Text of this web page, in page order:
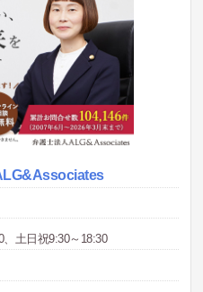
、土日祝9:30～18:30